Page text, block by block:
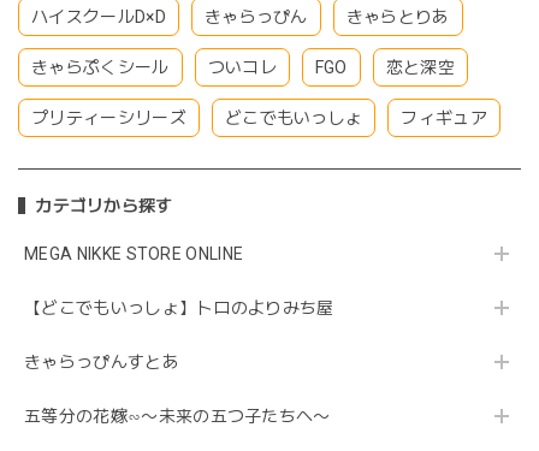
ハイスクールD×D きゃらっぴん きゃらとりあ
きゃらぷくシール ついコレ FGO 恋と深空
プリティーシリーズ どこでもいっしょ フィギュア
カテゴリから探す
MEGA NIKKE STORE ONLINE
【どこでもいっしょ】トロのよりみち屋
きゃらっぴんすとあ
五等分の花嫁∽〜未来の五つ子たちへ〜